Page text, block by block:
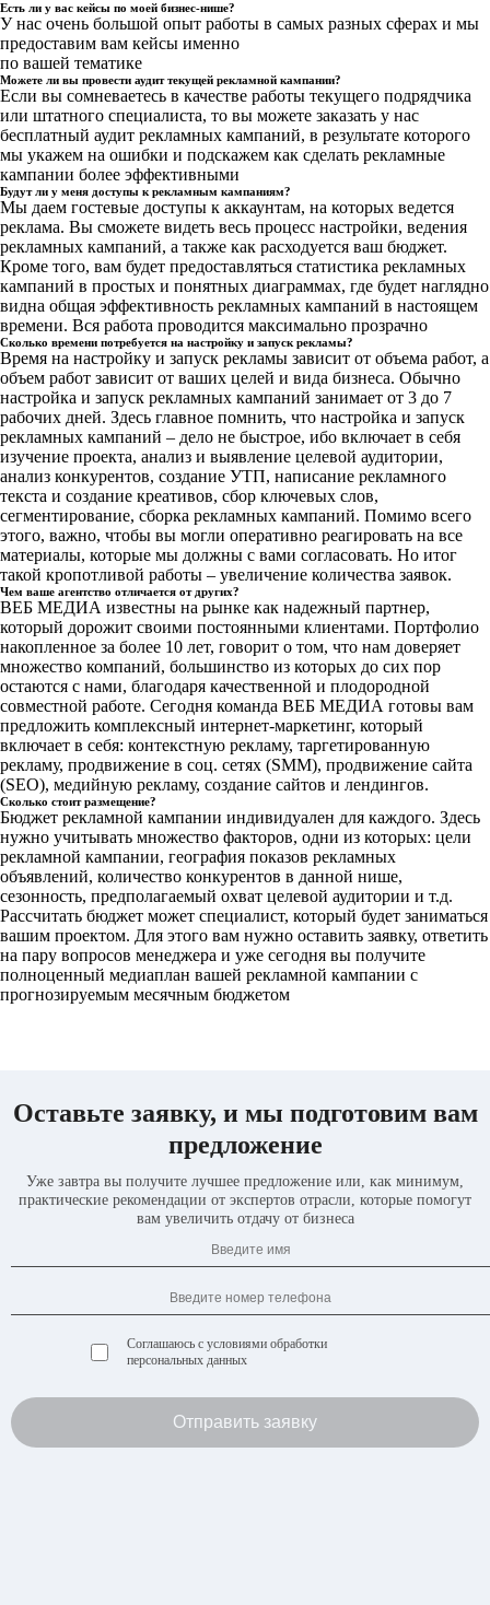
Есть ли у вас кейсы по моей бизнес-нише?
У нас очень большой опыт работы в самых разных сферах и мы
предоставим вам кейсы именно
по вашей тематике
Можете ли вы провести аудит текущей рекламной кампании?
Если вы сомневаетесь в качестве работы текущего подрядчика
или штатного специалиста, то вы можете заказать у нас
бесплатный аудит рекламных кампаний, в результате которого
мы укажем на ошибки и подскажем как сделать рекламные
кампании более эффективными
Будут ли у меня доступы к рекламным кампаниям?
Мы даем гостевые доступы к аккаунтам, на которых ведется
реклама. Вы сможете видеть весь процесс настройки, ведения
рекламных кампаний, а также как расходуется ваш бюджет.
Кроме того, вам будет предоставляться статистика рекламных
кампаний в простых и понятных диаграммах, где будет наглядно
видна общая эффективность рекламных кампаний в настоящем
времени. Вся работа проводится максимально прозрачно
Сколько времени потребуется на настройку и запуск рекламы?
Время на настройку и запуск рекламы зависит от объема работ, а
объем работ зависит от ваших целей и вида бизнеса. Обычно
настройка и запуск рекламных кампаний занимает от 3 до 7
рабочих дней. Здесь главное помнить, что настройка и запуск
рекламных кампаний – дело не быстрое, ибо включает в себя
изучение проекта, анализ и выявление целевой аудитории,
анализ конкурентов, создание УТП, написание рекламного
текста и создание креативов, сбор ключевых слов,
сегментирование, сборка рекламных кампаний. Помимо всего
этого, важно, чтобы вы могли оперативно реагировать на все
материалы, которые мы должны с вами согласовать. Но итог
такой кропотливой работы – увеличение количества заявок.
Чем ваше агентство отличается от других?
ВЕБ МЕДИА известны на рынке как надежный партнер,
который дорожит своими постоянными клиентами. Портфолио
накопленное за более 10 лет, говорит о том, что нам доверяет
множество компаний, большинство из которых до сих пор
остаются с нами, благодаря качественной и плодородной
совместной работе. Сегодня команда ВЕБ МЕДИА готовы вам
предложить комплексный интернет-маркетинг, который
включает в себя: контекстную рекламу, таргетированную
рекламу, продвижение в соц. сетях (SMM), продвижение сайта
(SEO), медийную рекламу, создание сайтов и лендингов.
Сколько стоит размещение?
Бюджет рекламной кампании индивидуален для каждого. Здесь
нужно учитывать множество факторов, одни из которых: цели
рекламной кампании, география показов рекламных
объявлений, количество конкурентов в данной нише,
сезонность, предполагаемый охват целевой аудитории и т.д.
Рассчитать бюджет может специалист, который будет заниматься
вашим проектом. Для этого вам нужно оставить заявку, ответить
на пару вопросов менеджера и уже сегодня вы получите
полноценный медиаплан вашей рекламной кампании с
прогнозируемым месячным бюджетом
Оставьте заявку, и мы подготовим вам
предложение
Уже завтра вы получите лучшее предложение или, как минимум,
практические рекомендации от экспертов отрасли, которые помогут
вам увеличить отдачу от бизнеса
Соглашаюсь с условиями обработки
персональных данных